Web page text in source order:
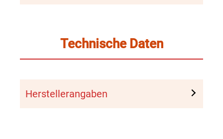
Technische Daten
Herstellerangaben